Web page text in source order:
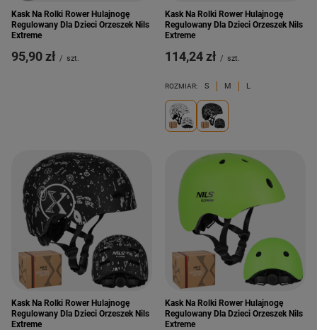
Kask Na Rolki Rower Hulajnogę
Regulowany Dla Dzieci Orzeszek Nils
Extreme
95,90 zł / szt.
Kask Na Rolki Rower Hulajnogę
Regulowany Dla Dzieci Orzeszek Nils
Extreme
114,24 zł / szt.
ROZMIAR: S M L
Kask Na Rolki Rower Hulajnogę
Regulowany Dla Dzieci Orzeszek Nils
Extreme
Kask Na Rolki Rower Hulajnogę
Regulowany Dla Dzieci Orzeszek Nils
Extreme